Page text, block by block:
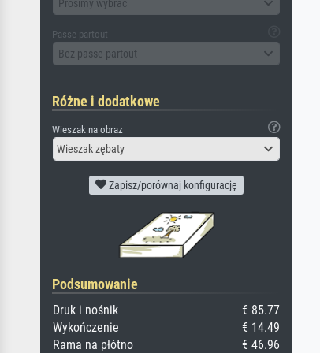
Prosimy wybrać
Passe-partout
Bez passe-partout
Różne i dodatkowe
Wieszak na obraz
Wieszak zębaty
Zapisz/porównaj konfigurację
Podsumowanie
Druk i nośnik
€ 85.77
Wykończenie
€ 14.49
Rama na płótno
€ 46.96